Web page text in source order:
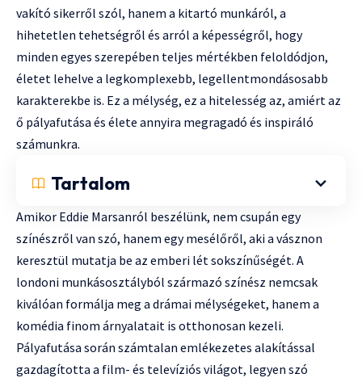
vakító sikerről szól, hanem a kitartó munkáról, a
hihetetlen tehetségről és arról a képességről, hogy
minden egyes szerepében teljes mértékben feloldódjon,
életet lehelve a legkomplexebb, legellentmondásosabb
karakterekbe is. Ez a mélység, ez a hitelesség az, amiért az
ő pályafutása és élete annyira megragadó és inspiráló
számunkra.
Tartalom
Amikor Eddie Marsanról beszélünk, nem csupán egy
színészről van szó, hanem egy mesélőről, aki a vásznon
keresztül mutatja be az emberi lét sokszínűségét. A
londoni munkásosztályból származó színész nemcsak
kiválóan formálja meg a drámai mélységeket, hanem a
komédia finom árnyalatait is otthonosan kezeli.
Pályafutása során számtalan emlékezetes alakítással
gazdagította a film- és televíziós világot, legyen szó